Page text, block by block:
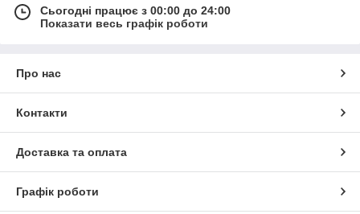
Сьогодні працює з 00:00 до 24:00
Показати весь графік роботи
Про нас
Контакти
Доставка та оплата
Графік роботи